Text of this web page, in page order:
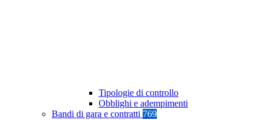
Tipologie di controllo
Obblighi e adempimenti
Bandi di gara e contratti 769